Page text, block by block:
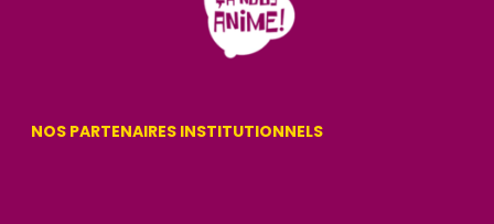
NOS PARTENAIRES INSTITUTIONNELS